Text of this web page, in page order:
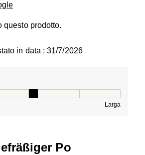
questo prodotto.
in data :31/7/2026
Larga
Po